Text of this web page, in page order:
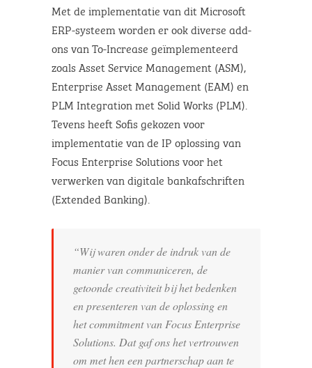
Met de implementatie van dit Microsoft
ERP-systeem worden er ook diverse add-
ons van To-Increase geïmplementeerd
zoals Asset Service Management (ASM),
Enterprise Asset Management (EAM) en
PLM Integration met Solid Works (PLM).
Tevens heeft Sofis gekozen voor
implementatie van de IP oplossing van
Focus Enterprise Solutions voor het
verwerken van digitale bankafschriften
(Extended Banking).
“Wij waren onder de indruk van de
manier van communiceren, de
getoonde creativiteit bij het bedenken
en presenteren van de oplossing en
het commitment van Focus Enterprise
Solutions. Dat gaf ons het vertrouwen
om met hen een partnerschap aan te